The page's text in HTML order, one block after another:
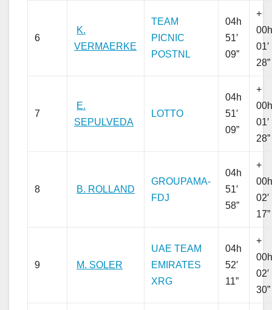
6
K.
VERMAERKE
TEAM
PICNIC
POSTNL
04h
51′
09”
+
01′
28”
7
E.
SEPULVEDA
LOTTO
04h
51′
09”
+
01′
28”
8 B. ROLLAND
GROUPAMA-
FDJ
04h
51′
58”
+
02′
17”
9 M. SOLER
UAE TEAM
EMIRATES
XRG
04h
52′
11”
+
02′
30”